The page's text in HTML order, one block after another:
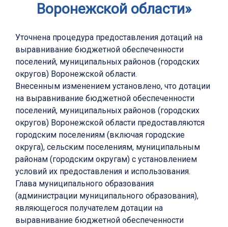
Воронежской области»
Уточнена процедура предоставления дотаций на
выравнивание бюджетной обеспеченности
поселений, муниципальных районов (городских
округов) Воронежской области.
Внесенным изменением установлено, что дотации
на выравнивание бюджетной обеспеченности
поселений, муниципальных районов (городских
округов) Воронежской области предоставляются
городским поселениям (включая городские
округа), сельским поселениям, муниципальным
районам (городским округам) с установлением
условий их предоставления и использования.
Глава муниципального образования
(администрации муниципального образования),
являющегося получателем дотации на
выравнивание бюджетной обеспеченности